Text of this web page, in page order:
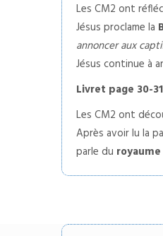
Les CM2 ont
Jésus proclame la
annoncer aux
Jésus continue à
Livret page 30-
Les CM2 ont
Après avoir lu la
parle du